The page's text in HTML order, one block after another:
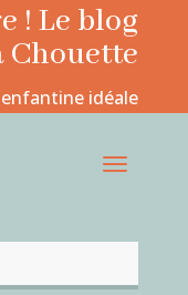
! Le blog
Chouette
idéale